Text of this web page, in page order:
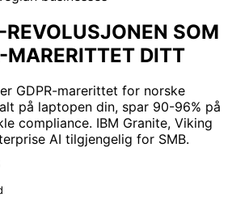
SOM
MARERITTET DITT
GDPR-marerittet for norske
på laptopen din, spar 90-96% på
compliance. IBM Granite, Viking
AI tilgjengelig for SMB.